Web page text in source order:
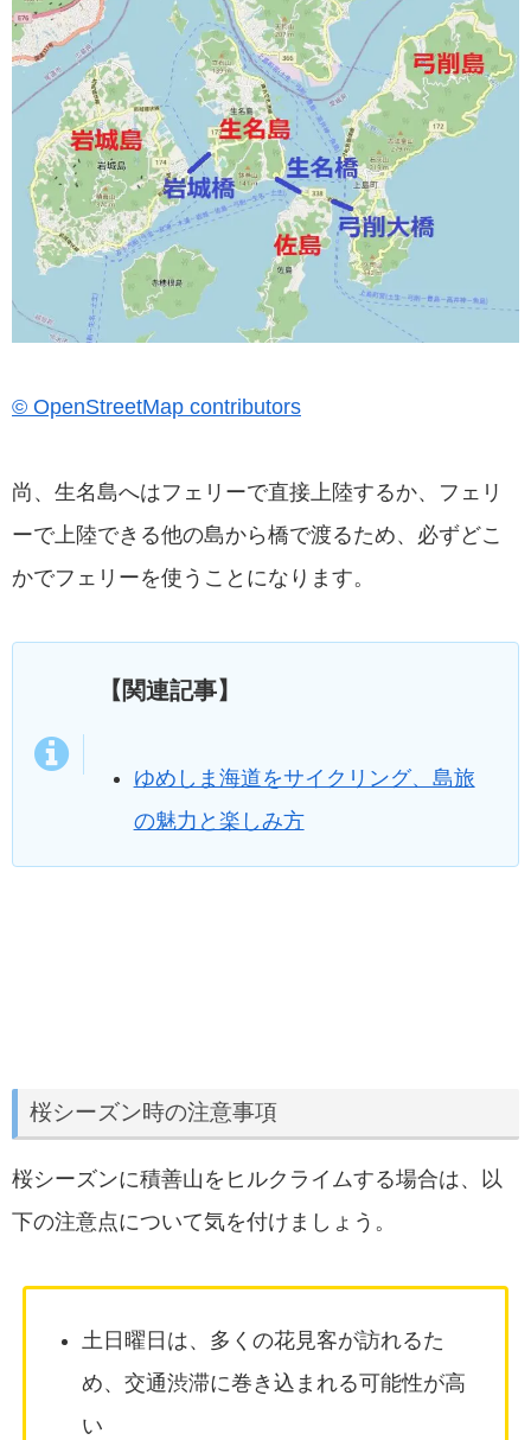
© OpenStreetMap contributors
尚、生名島へはフェリーで直接上陸するか、フェリ
ーで上陸できる他の島から橋で渡るため、必ずどこ
かでフェリーを使うことになります。
【関連記事】
ゆめしま海道をサイクリング、島旅
の魅力と楽しみ方
桜シーズン時の注意事項
桜シーズンに積善山をヒルクライムする場合は、以
下の注意点について気を付けましょう。
土日曜日は、多くの花見客が訪れるた
め、交通渋滞に巻き込まれる可能性が高
い